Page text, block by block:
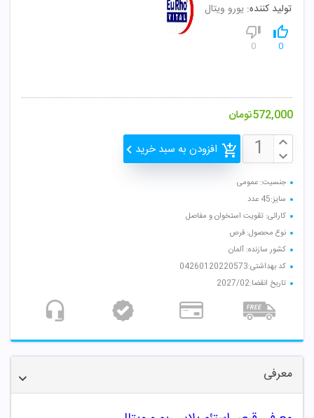
تولید کننده: یورو ویتال
0
0
572,000تومان
افزودن به سبد خرید
جنسیت: عمومی
سایز:45 عدد
کارائی: تقویت استخوان و مفاصل
نوع محصول: قرص
کشور سازنده: آلمان
کد بهداشتی:04260120220573
تاریخ انقضا:2027/02
معرفی